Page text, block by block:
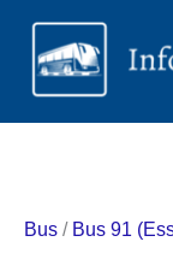
Aller
contenu
Bus / Bus 91